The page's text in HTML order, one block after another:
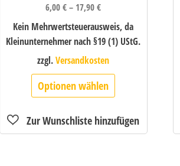
6,00€– 17,90€
Kein Mehrwertsteuerausweis, da
Kleinunternehmer nach §19 (1) UStG.
zzgl.Versandkosten
Optionen wählen